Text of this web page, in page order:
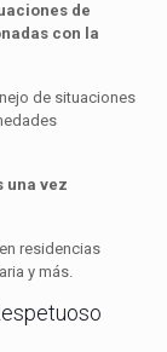
de
con la
de situaciones
una vez
residencias
y más.